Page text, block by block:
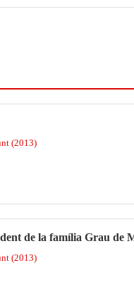
(2013)
de la família Grau de
(2013)